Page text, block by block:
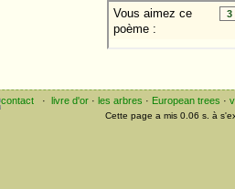
· livre d'or · les arbres · European trees ·
Cette page a mis 0.06 s. à